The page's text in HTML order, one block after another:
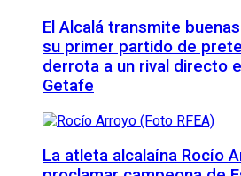
El Alcalá transmite
su primer partido de
derrota a un rival directo
Getafe
La atleta alcalaína Rocío